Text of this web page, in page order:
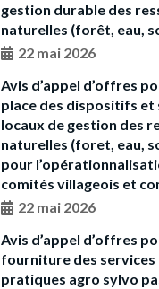
gestion durable des
naturelles (forêt, eau,
22 mai 2026
Avis d’appel d’offres
place des dispositifs
locaux de gestion des
naturelles (foret, eau,
pour
comités villageois et
22 mai 2026
Avis d’appel d’offres
fourniture des services
pratiques agro sylvo